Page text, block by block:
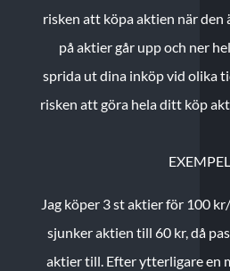
risken att köpa aktien när den
på aktier går upp och ner
sprida ut dina inköp vid olika
risken att göra hela ditt köp
EXEMPEL
Jag köper 3 st aktier för 100
sjunker aktien till 60 kr, då
aktier till. Efter ytterligare en